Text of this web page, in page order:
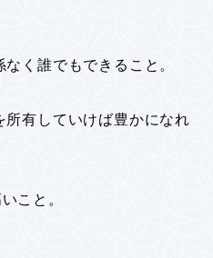
く誰でもできること。
有していけば豊かになれ
こと。